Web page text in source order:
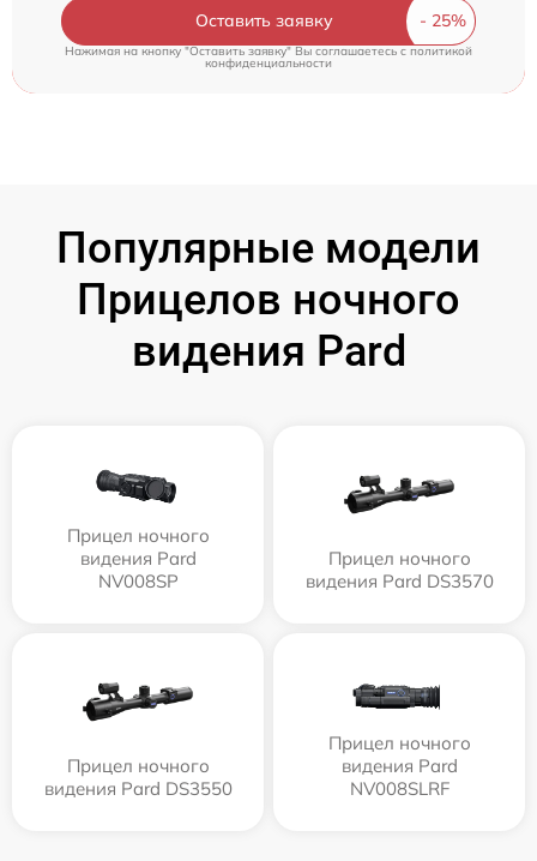
Оставить заявку
Нажимая на кнопку "Оставить заявку" Вы соглашаетесь c политикой
конфиденциальности
Популярные модели
Прицелов ночного
видения Pard
Прицел ночного
видения Pard
NV008SP
Прицел ночного
видения Pard DS3570
Прицел ночного
видения Pard DS3550
Прицел ночного
видения Pard
NV008SLRF